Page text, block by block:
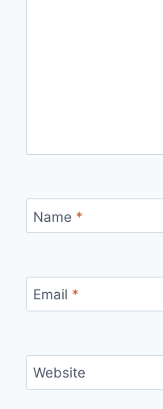
Name *
Email *
Website